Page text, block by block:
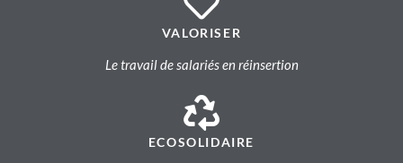
VALORISER
Le travail de salariés en réinsertion
ECOSOLIDAIRE